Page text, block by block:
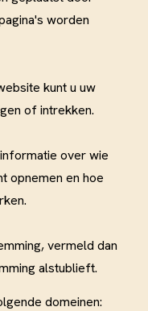
worden
kunt u uw
of intrekken.
over wie
opnemen en hoe
vermeld dan
alstublieft.
domeinen: